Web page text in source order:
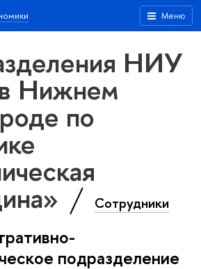
Меню
НИУ
Нижнем
по
Сотрудники
подразделение